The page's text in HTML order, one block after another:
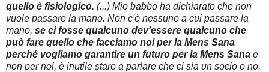
quello è fisiologico. (...) Mio babbo ha dichiarato che non
vuole passare la mano. Non c'è nessuno a cui passare la
mano, se ci fosse qualcuno dev'essere qualcuno che
può fare quello che facciamo noi per la Mens Sana
perché vogliamo garantire un futuro per la Mens Sana e
non per noi, è inutile stare a parlare che ci sia un socio o no.